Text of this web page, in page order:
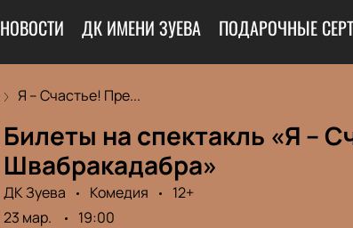
НОВОСТИ ДК ИМЕНИ ЗУЕВА ПОДАРОЧНЫЕ
Я – Счастье! Пре...
Билеты на спектакль «Я –
Швабракадабра»
ДК Зуева Комедия
12+
23 мар.
19:00